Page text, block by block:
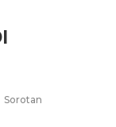
Sorotan